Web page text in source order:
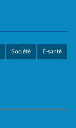
Société E-santé